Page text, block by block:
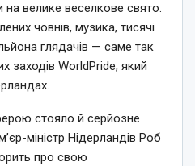
на велике веселкове свято.
човнів, музика, тисячі
глядачів — саме так
заходів WorldPride, який
стояло й серйозне
міністр Нідерландів Роб
про свою